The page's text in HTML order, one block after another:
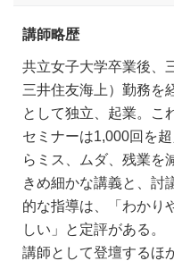
講師略歴
共立女子大学卒業後、
三井住友海上）勤務を
として独立、起業。こ
セミナーは1,000回を
らミス、ムダ、残業を
きめ細かな講義と、討
的な指導は、「わかり
しい」と定評がある。
講師として登壇するほ